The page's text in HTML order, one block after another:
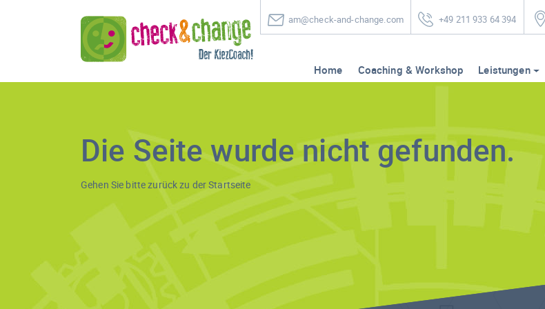
am@check-and-change.com +49 211 933 64 394
Home Coaching & Workshop Leistungen
Die Seite wurde nicht gefunden.
Gehen Sie bitte zurück zu derStartseite